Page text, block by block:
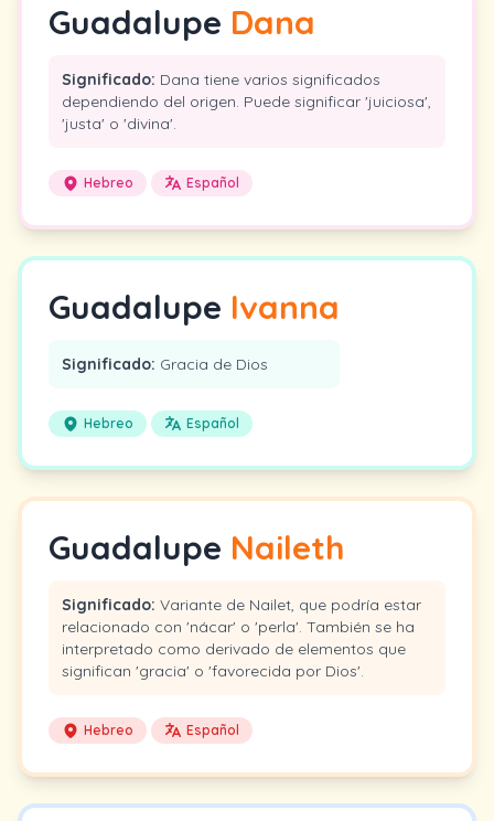
Guadalupe Dana
Significado: Dana tiene varios significados
dependiendo del origen. Puede significar 'juiciosa',
'justa' o 'divina'.
Hebreo Español
Guadalupe Ivanna
Significado: Gracia de Dios
Hebreo Español
Guadalupe Naileth
Significado: Variante de Nailet, que podría estar
relacionado con 'nácar' o 'perla'. También se ha
interpretado como derivado de elementos que
significan 'gracia' o 'favorecida por Dios'.
Hebreo Español